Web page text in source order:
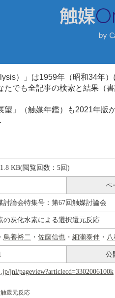
）」は1959年（昭和34年
たでも全記事の検索と結果（
望」（触媒年鑑）も2021年
KB(閲覧回数：5回)
ペ
討論会特集号：第67回触媒討論会
の炭化水素による選択還元反応
・ 鳥養裕二 ・ 佐藤信也 ・ 細瀬泰伸 ・
公
jnl/pageview?articlecd=3302006100k
還元反応